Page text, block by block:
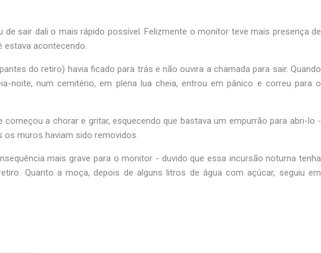
sair dali o mais rápido possível. Felizmente o monitor teve mais presença de
acontecendo.
do retiro) havia ficado para trás e não ouvira a chamada para sair. Quando
noite, num cemitério, em plena lua cheia, entrou em pânico e correu para o
começou a chorar e gritar, esquecendo que bastava um empurrão para abri-lo -
muros haviam sido removidos.
mais grave para o monitor - duvido que essa incursão noturna tenha
Quanto a moça, depois de alguns litros de água com açúcar, seguiu em